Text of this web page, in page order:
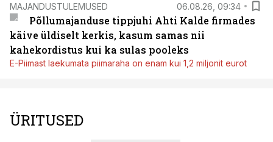
MAJANDUSTULEMUSED 06.08.26, 09:34
Põllumajanduse tippjuhi Ahti Kalde firmades
käive üldiselt kerkis, kasum samas nii
kahekordistus kui ka sulas pooleks
E-Piimast laekumata piimaraha on enam kui 1,2 miljonit eurot
ÜRITUSED